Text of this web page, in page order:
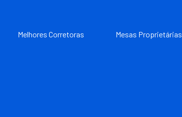
Melhores Corretoras Mesas Proprietárias